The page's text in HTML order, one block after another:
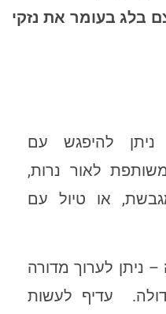
בלג בעומר את נזקי
להיפגש עם
לאור נרות,
או טיול עם
ניתן לערוך מדורה
עדיף לעשות